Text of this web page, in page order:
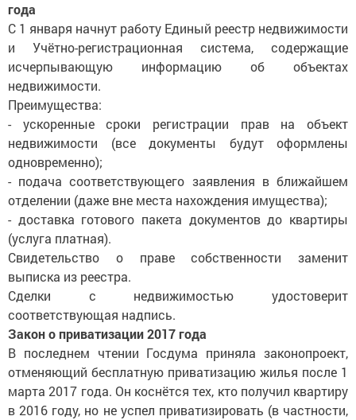
года
С 1 января начнут работу Единый реестр недвижимости
и Учётно-регистрационная система, содержащие
исчерпывающую информацию об объектах
недвижимости.
Преимущества:
- ускоренные сроки регистрации прав на объект
недвижимости (все документы будут оформлены
одновременно);
- подача соответствующего заявления в ближайшем
отделении (даже вне места нахождения имущества);
- доставка готового пакета документов до квартиры
(услуга платная).
Свидетельство о праве собственности заменит
выписка из реестра.
Сделки с недвижимостью удостоверит
соответствующая надпись.
Закон о приватизации 2017 года
В последнем чтении Госдума приняла законопроект,
отменяющий бесплатную приватизацию жилья после 1
марта 2017 года. Он коснётся тех, кто получил квартиру
в 2016 году, но не успел приватизировать (в частности,